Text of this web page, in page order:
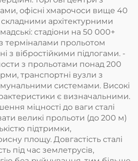
офісні хмарочоси вище 40
складними архітектурними
стадіони на 50 000+
терміналами прольотом
з вібростійкими підлогами. -
з прольотами понад 200
транспортні вузли з
системами. Високі
є визначальними.
міцності до ваги сталі
великі прольоти (до 200 м)
підтримки,
площу. Довгастість сталі
під час землетрусів,